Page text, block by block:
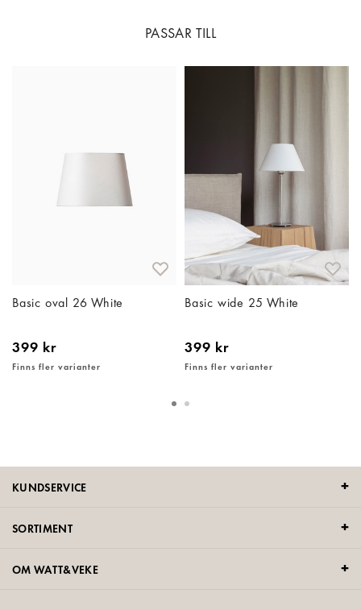
PASSAR TILL
Basic oval 26 White
399 kr
Finns fler varianter
Basic wide 25 White
399 kr
Finns fler varianter
KUNDSERVICE
SORTIMENT
OM WATT&VEKE